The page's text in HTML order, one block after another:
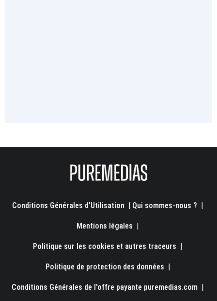
Conditions Générales d'Utilisation | Qui sommes-nous ? |
Mentions légales |
Politique sur les cookies et autres traceurs |
Politique de protection des données |
Conditions Générales de l'offre payante puremedias.com |